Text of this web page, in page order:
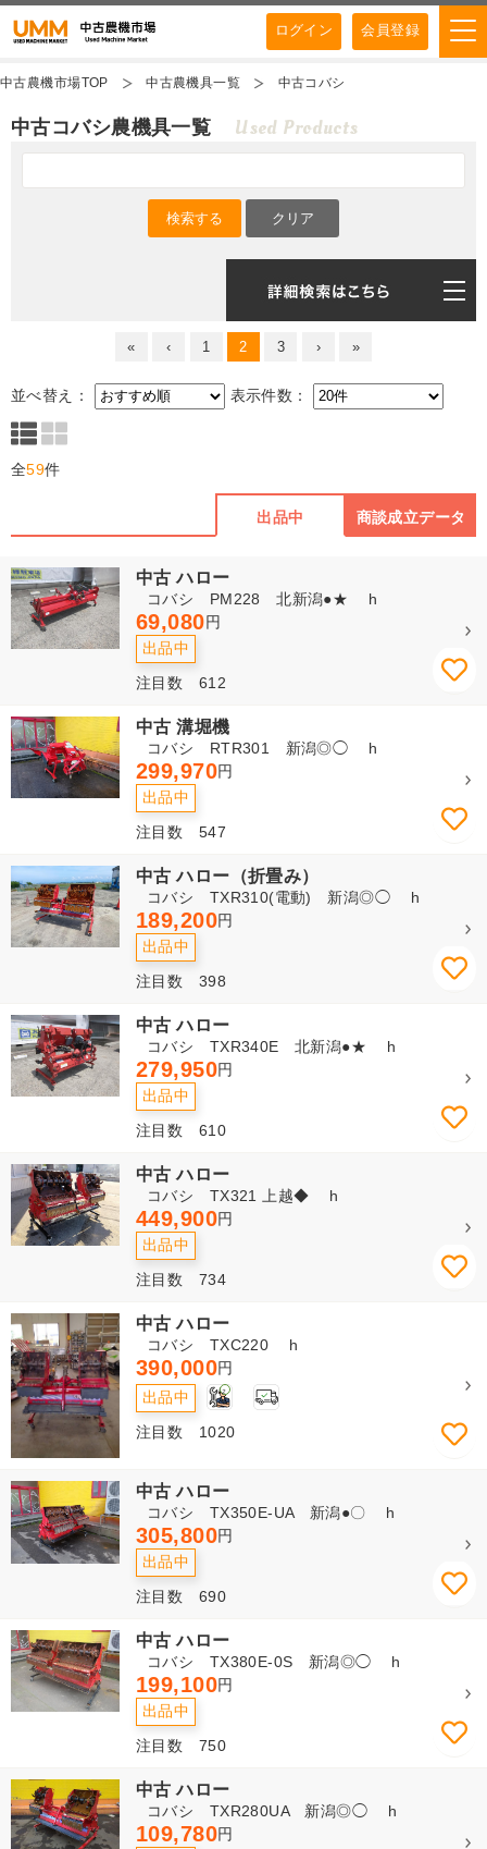
ログイン 会員登録
中古農機市場TOP 中古農機具一覧 中古コバシ
中古コバシ農機具一覧 Used Products
« ‹ 1 2 3 › »
並べ替え： 表示件数：
全59件
出品中 商談成立データ
中古 ハロー
コバシ PM228 北新潟●★ h
69,080円
出品中
注目数 612
中古 溝堀機
コバシ RTR301 新潟◎◯ h
299,970円
出品中
注目数 547
中古 ハロー（折畳み）
コバシ TXR310(電動) 新潟◎◯ h
189,200円
出品中
注目数 398
中古 ハロー
コバシ TXR340E 北新潟●★ h
279,950円
出品中
注目数 610
中古 ハロー
コバシ TX321 上越◆ h
449,900円
出品中
注目数 734
中古 ハロー
コバシ TXC220 h
390,000円
出品中 2
注目数 1020
中古 ハロー
コバシ TX350E-UA 新潟●〇 h
305,800円
出品中
注目数 690
中古 ハロー
コバシ TX380E-0S 新潟◎◯ h
199,100円
出品中
注目数 750
中古 ハロー
コバシ TXR280UA 新潟◎◯ h
109,780円